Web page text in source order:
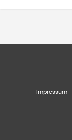
Impressum